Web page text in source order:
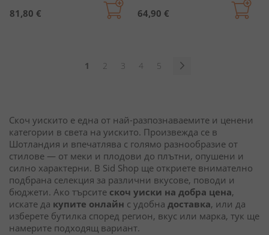
81,80 € 64,90 €
Страница
В
страница
1 Страница
2 Страница
3 Страница
4 Страница
5
Скоч уискито е една от най-разпознаваемите и ценени
категории в света на уискито. Произвежда се в
Шотландия и впечатлява с голямо разнообразие от
стилове — от меки и плодови до плътни, опушени и
силно характерни. В Sid Shop ще откриете внимателно
подбрана селекция за различни вкусове, поводи и
бюджети. Ако търсите скоч уиски на добра цена,
искате да купите онлайн с удобна доставка, или да
изберете бутилка според регион, вкус или марка, тук ще
намерите подходящ вариант.